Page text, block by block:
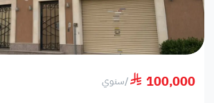
100,000
/سنوي